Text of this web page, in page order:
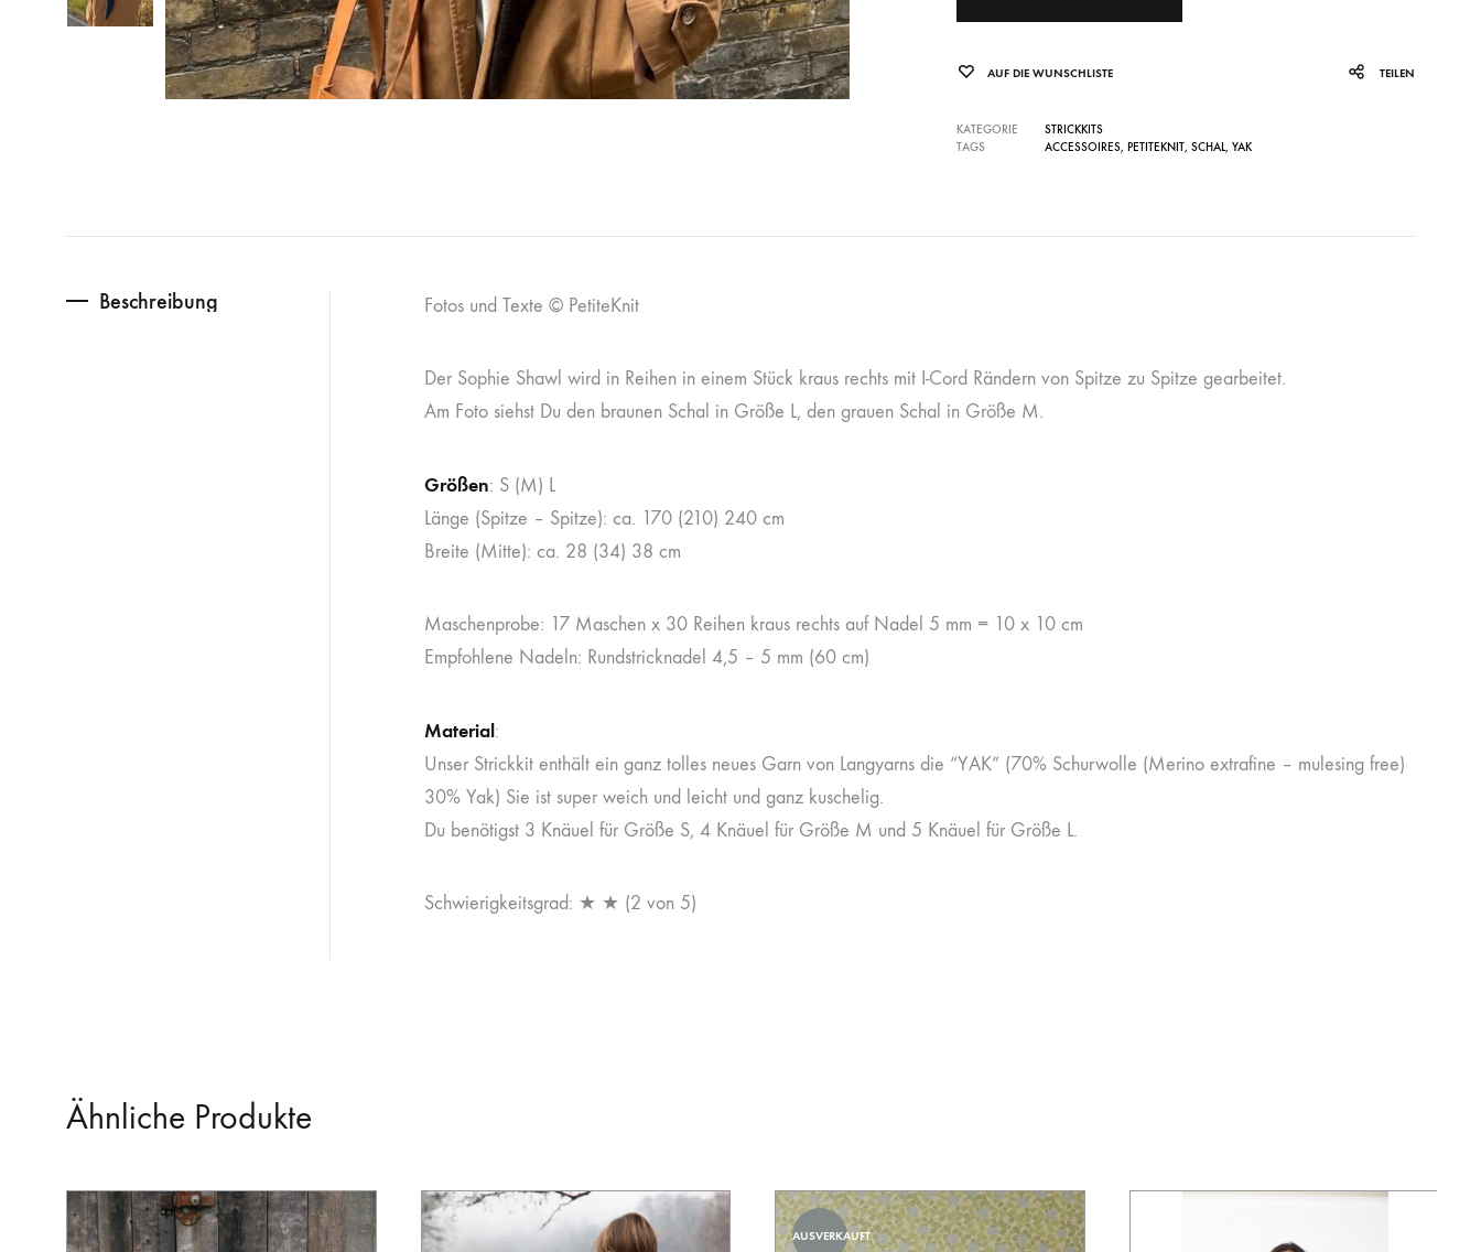
AUF DIE WUNSCHLISTE TEILEN
KATEGORIE
STRICKKITS
TAGS
ACCESSOIRES, PETITEKNIT, SCHAL, YAK
Beschreibung Fotos und Texte © PetiteKnit
Der Sophie Shawl wird in Reihen in einem Stück kraus rechts mit I-Cord Rändern von Spitze zu Spitze gearbeitet.
Am Foto siehst Du den braunen Schal in Größe L, den grauen Schal in Größe M.
Größen: S (M) L
Länge (Spitze – Spitze): ca. 170 (210) 240 cm
Breite (Mitte): ca. 28 (34) 38 cm
Maschenprobe: 17 Maschen x 30 Reihen kraus rechts auf Nadel 5 mm = 10 x 10 cm
Empfohlene Nadeln: Rundstricknadel 4,5 – 5 mm (60 cm)
Material:
Unser Strickkit enthält ein ganz tolles neues Garn von Langyarns die “YAK” (70% Schurwolle (Merino extrafine – mulesing free)
30% Yak) Sie ist super weich und leicht und ganz kuschelig.
Du benötigst 3 Knäuel für Größe S, 4 Knäuel für Größe M und 5 Knäuel für Größe L.
Schwierigkeitsgrad: ★ ★ (2 von 5)
Ähnliche Produkte
AUSVERKAUFT